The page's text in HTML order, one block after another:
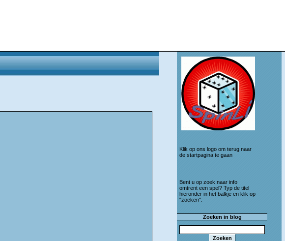
Klik op ons logo om terug naar
de startpagina te gaan
Bent u op zoek naar info
omtrent een spel? Typ de titel
hieronder in het balkje en klik op
"zoeken".
Zoeken in blog